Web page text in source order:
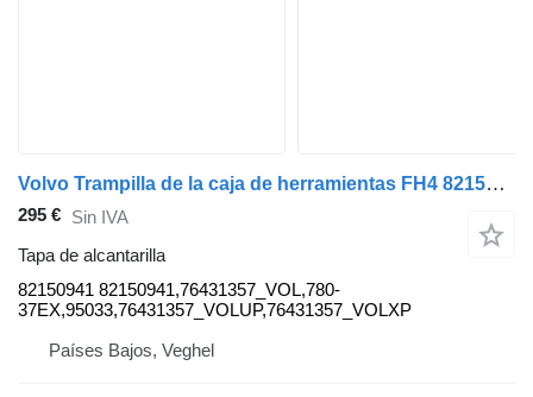
Volvo Trampilla de la caja de herramientas FH4 82150941 tapa de alcantarilla para Volvo FH4 camión
295 € Sin IVA
Tapa de alcantarilla
82150941 82150941,76431357_VOL,780-
37EX,95033,76431357_VOLUP,76431357_VOLXP
Países Bajos, Veghel